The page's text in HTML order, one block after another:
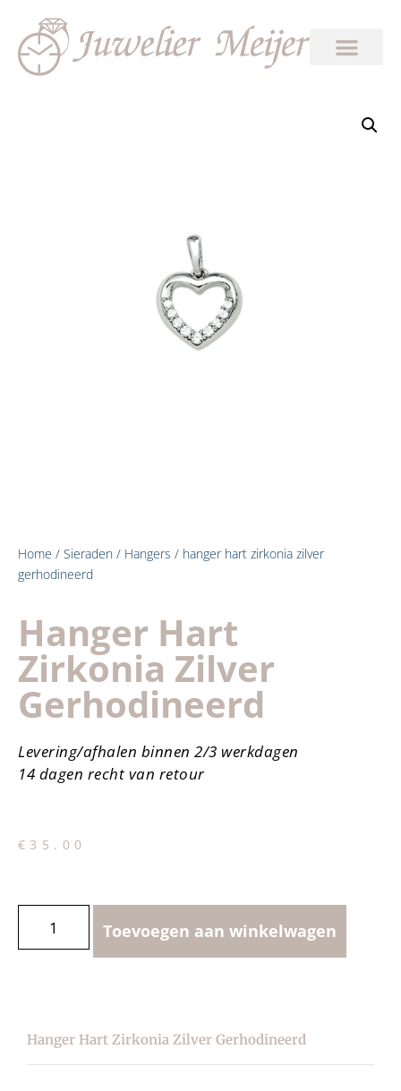
Home / Sieraden / Hangers / hanger hart zirkonia zilver
gerhodineerd
Hanger Hart
Zirkonia Zilver
Gerhodineerd
Levering/afhalen binnen 2/3 werkdagen
14 dagen recht van retour
€ 35.00
Toevoegen aan winkelwagen
Hanger Hart Zirkonia Zilver Gerhodineerd